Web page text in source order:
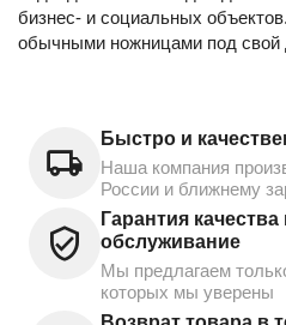
бизнес- и социальных
обычными ножницами под свой
Быстро и
Наша компания
России и ближнему
Гарантия
обслуживание
Мы предлагаем
которых мы уверены